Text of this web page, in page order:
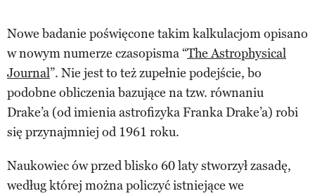
Nowe badanie poświęcone takim kalkulacjom opisano
w nowym numerze czasopisma “The Astrophysical
Journal”. Nie jest to też zupełnie podejście, bo
podobne obliczenia bazujące na tzw. równaniu
Drake’a (od imienia astrofizyka Franka Drake’a) robi
się przynajmniej od 1961 roku.
Naukowiec ów przed blisko 60 laty stworzył zasadę,
według której można policzyć istniejące we